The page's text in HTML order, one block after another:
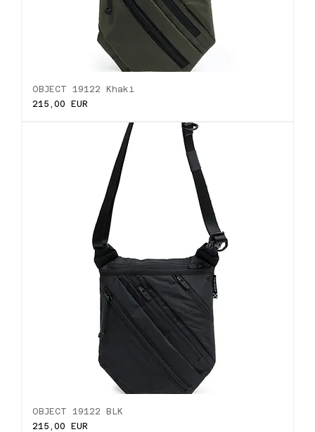
OBJECT 19122 Khaki
Ціна
215,00 EUR
OBJECT 19122 BLK
Ціна
215,00 EUR